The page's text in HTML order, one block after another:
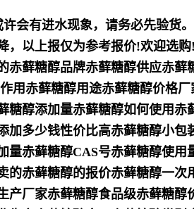
会有进水现象，请务必先验货。
，以上报仅为参考报价!欢迎选购!
赤藓糖醇品牌赤藓糖醇供应赤
用赤藓糖醇用途赤藓糖醇价格
醇添加量赤藓糖醇如何使用
多少钱性价比高赤藓糖醇小
赤藓糖醇CAS号赤藓糖醇使
赤藓糖醇的报价赤藓糖醇一
厂家赤藓糖醇食品级赤藓糖